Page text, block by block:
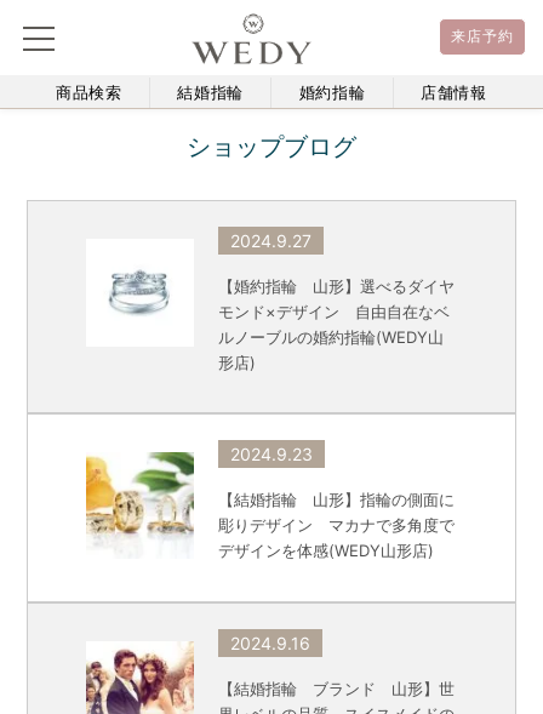
来店予約
商品検索 結婚指輪 婚約指輪 店舗情報
ショップブログ
2024.9.27
【婚約指輪 山形】選べるダイヤ
モンド×デザイン 自由自在なベ
ルノーブルの婚約指輪(WEDY山
形店)
2024.9.23
【結婚指輪 山形】指輪の側面に
彫りデザイン マカナで多角度で
デザインを体感(WEDY山形店)
2024.9.16
【結婚指輪 ブランド 山形】世